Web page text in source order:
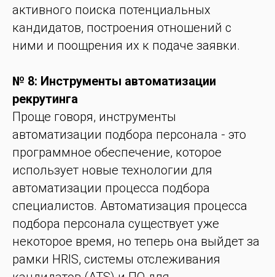
активного поиска потенциальных
кандидатов, построения отношений с
ними и поощрения их к подаче заявки.
№ 8: Инструменты автоматизации
рекрутинга
Проще говоря, инструменты
автоматизации подбора персонала - это
программное обеспечение, которое
использует новые технологии для
автоматизации процесса подбора
специалистов. Автоматизация процесса
подбора персонала существует уже
некоторое время, но теперь она выйдет за
рамки HRIS, системы отслеживания